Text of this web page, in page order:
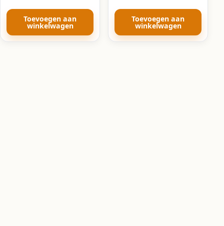
Toevoegen aan
winkelwagen
Toevoegen aan
winkelwagen